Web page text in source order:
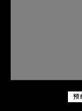
预
关于M+藏
探索世界顶